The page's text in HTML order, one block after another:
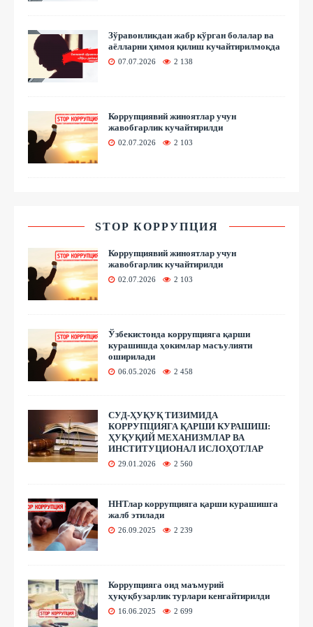
Зўравонликдан жабр кўрган болалар ва
аёлларни ҳимоя қилиш кучайтирилмоқда
07.07.2026 2 138
Коррупциявий жиноятлар учун
жавобгарлик кучайтирилди
02.07.2026 2 103
STOP КОРРУПЦИЯ
Коррупциявий жиноятлар учун
жавобгарлик кучайтирилди
02.07.2026 2 103
Ўзбекистонда коррупцияга қарши
курашишда ҳокимлар масъулияти
оширилади
06.05.2026 2 458
СУД-ҲУҚУҚ ТИЗИМИДА
КОРРУПЦИЯГА ҚАРШИ КУРАШИШ:
ҲУҚУҚИЙ МЕХАНИЗМЛАР ВА
ИНСТИТУЦИОНАЛ ИСЛОҲОТЛАР
29.01.2026 2 560
ННТлар коррупцияга қарши курашишга
жалб этилади
26.09.2025 2 239
Коррупцияга оид маъмурий
ҳуқуқбузарлик турлари кенгайтирилди
16.06.2025 2 699